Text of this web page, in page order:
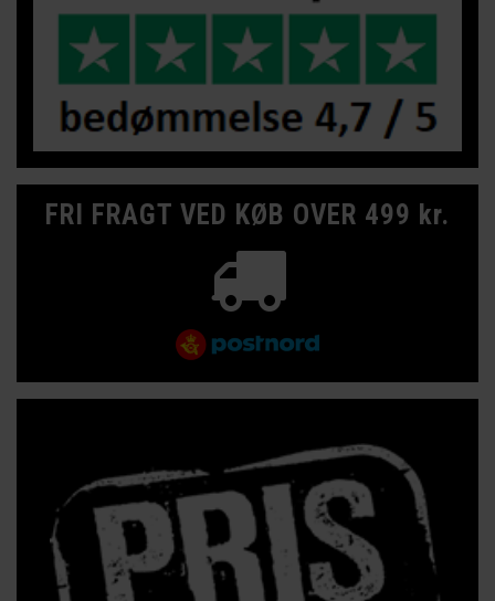
FRI FRAGT VED KØB OVER 499 kr.